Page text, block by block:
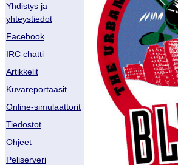
Yhdistys ja
yhteystiedot
Facebook
IRC chatti
Artikkelit
Kuvareportaasit
Online-simulaattorit
Tiedostot
Ohjeet
Peliserveri